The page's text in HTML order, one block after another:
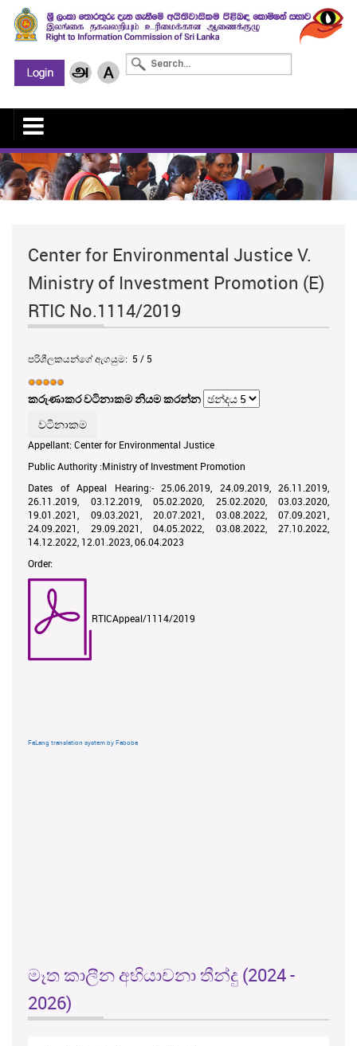
Center for Environmental Justice V.
Ministry of Investment Promotion (E)
RTIC No.1114/2019
පරිශීලකයන්ගේ ඇගයුම: 5 / 5
කරුණාකර වටිනාකම නියම කරන්න
Appellant: Center for Environmental Justice
Public Authority :Ministry of Investment Promotion
Dates of Appeal Hearing:- 25.06.2019, 24.09.2019, 26.11.2019,
26.11.2019, 03.12.2019, 05.02.2020, 25.02.2020, 03.03.2020,
19.01.2021, 09.03.2021, 20.07.2021, 03.08.2022, 07.09.2021,
24.09.2021, 29.09.2021, 04.05.2022, 03.08.2022, 27.10.2022,
14.12.2022, 12.01.2023, 06.04.2023
Order:
RTICAppeal/1114/2019
FaLang translation system by Faboba
මෑත කාලීන අභියාචනා තීන්දු (2024 -
2026)